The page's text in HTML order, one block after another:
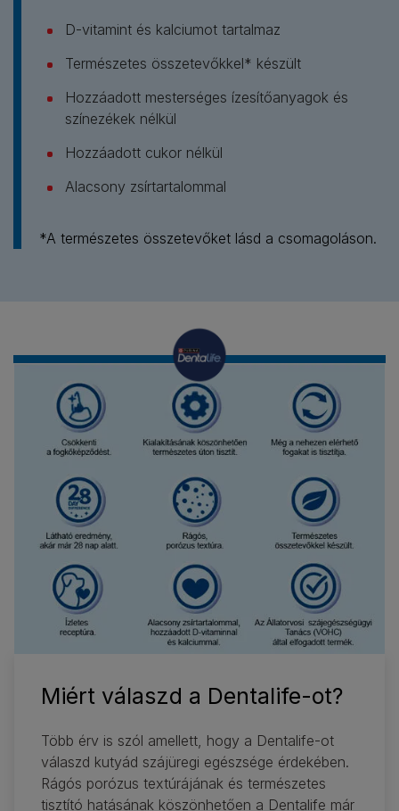
D-vitamint és kalciumot tartalmaz
Természetes összetevőkkel* készült
Hozzáadott mesterséges ízesítőanyagok és
színezékek nélkül
Hozzáadott cukor nélkül
Alacsony zsírtartalommal
*A természetes összetevőket lásd a csomagoláson.
Miért válaszd a Dentalife-ot?
Több érv is szól amellett, hogy a Dentalife-ot
válaszd kutyád szájüregi egészsége érdekében.
Rágós porózus textúrájának és természetes
tisztító hatásának köszönhetően a Dentalife már